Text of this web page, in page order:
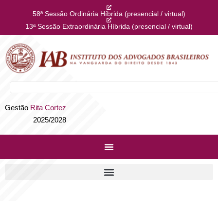
58ª Sessão Ordinária Híbrida (presencial / virtual)
13ª Sessão Extraordinária Híbrida (presencial / virtual)
Gestão Rita Cortez
2025/2028